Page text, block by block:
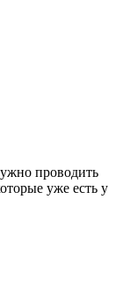
проводить
уже есть у